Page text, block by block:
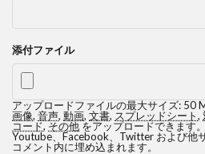
添付ファイル
アップロードファイルの最大サイズ: 50
画像, 音声, 動画, 文書, スプレッドシート,
コード,その他をアップロードできます
Youtube、Facebook、Twitter および他
コメント内に埋め込まれます。